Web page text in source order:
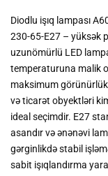
Diodlu işıq lampası
230-65-E27 – yüksək
uzunömürlü LED
temperaturuna malik
maksimum
və ticarət obyektləri
ideal seçimdir. E27
asandır və ənənəvi
gərginlikdə stabil
sabit işıqlandırma